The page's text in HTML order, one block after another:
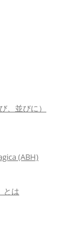
、並びに）
(ABH)
とは